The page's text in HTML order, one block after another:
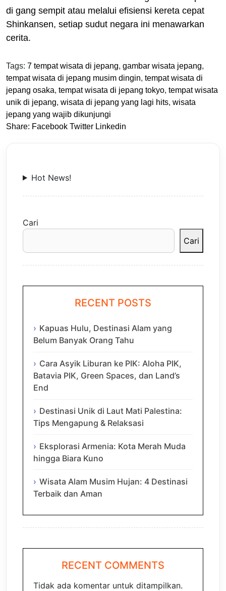
di gang sempit atau melalui efisiensi kereta cepat
Shinkansen, setiap sudut negara ini menawarkan
cerita.
Tags: 7 tempat wisata di jepang, gambar wisata jepang,
tempat wisata di jepang musim dingin, tempat wisata di
jepang osaka, tempat wisata di jepang tokyo, tempat wisata
unik di jepang, wisata di jepang yang lagi hits, wisata
jepang yang wajib dikunjungi
Share: Facebook Twitter Linkedin
Hot News!
Cari
Cari
RECENT POSTS
Kapuas Hulu, Destinasi Alam yang
Belum Banyak Orang Tahu
Cara Asyik Liburan ke PIK: Aloha PIK,
Batavia PIK, Green Spaces, dan Land’s
End
Destinasi Unik di Laut Mati Palestina:
Tips Mengapung & Relaksasi
Eksplorasi Armenia: Kota Merah Muda
hingga Biara Kuno
Wisata Alam Musim Hujan: 4 Destinasi
Terbaik dan Aman
RECENT COMMENTS
Tidak ada komentar untuk ditampilkan.